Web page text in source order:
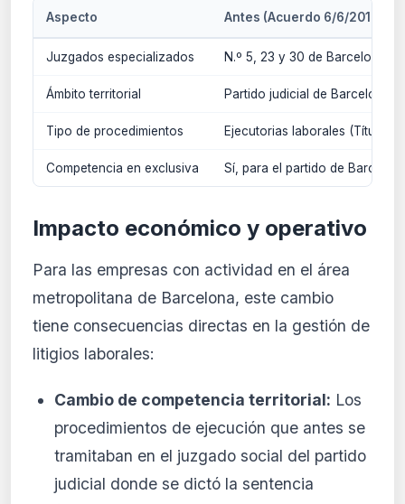
Aspecto Antes (Acuerdo 6/6/2019)
Juzgados especializados N.º 5, 23 y 30 de Barcelona
Ámbito territorial Partido judicial de Barcelona
Tipo de procedimientos Ejecutorias laborales (Título I,
Competencia en exclusiva Sí, para el partido de
Impacto económico y operativo
Para las empresas con actividad en el área
metropolitana de Barcelona, este cambio
tiene consecuencias directas en la gestión de
litigios laborales:
Cambio de competencia territorial: Los
procedimientos de ejecución que antes se
tramitaban en el juzgado social del partido
judicial donde se dictó la sentencia